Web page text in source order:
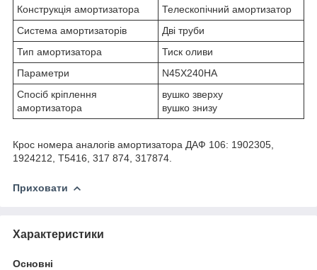
Конструкція амортизатора
Телескопічний амортизатор
Система амортизаторів
Дві труби
Тип амортизатора
Тиск оливи
Параметри
N45X240HA
Спосіб кріплення
амортизатора
вушко зверху
вушко знизу
Крос номера аналогів амортизатора ДАФ 106: 1902305,
1924212, T5416, 317 874, 317874.
Приховати
Характеристики
Основні